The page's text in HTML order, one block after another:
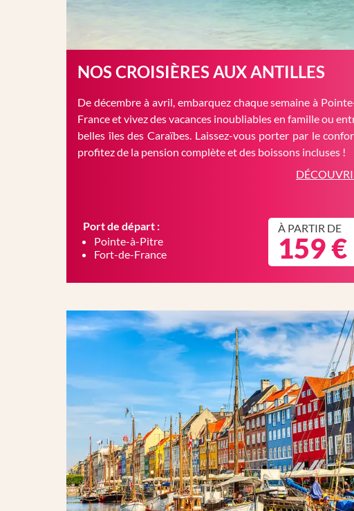
NOS CROISIÈRES AUX ANTILLES
De décembre à avril, embarquez chaque semaine à
France et vivez des vacances inoubliables en famille ou
belles îles des Caraïbes. Laissez-vous porter par le
profitez de la pension complète et des boissons incluses !
Port de départ :
Pointe-à-Pitre
Fort-de-France
À PARTIR DE
159 €